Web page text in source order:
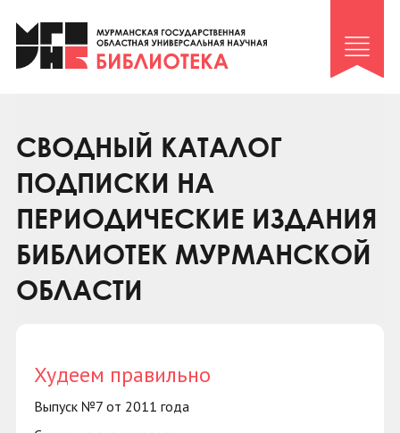
Клуб «Гиря и сельдерей»
Клуб «Семейный архив»
Коллегам
Контакты
СВОДНЫЙ КАТАЛОГ
ПОДПИСКИ НА
ПЕРИОДИЧЕСКИЕ ИЗДАНИЯ
БИБЛИОТЕК МУРМАНСКОЙ
ОБЛАСТИ
Худеем правильно
Выпуск №7 от 2011 года